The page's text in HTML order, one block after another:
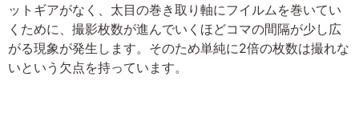
ットギアがなく、太目の巻き取り軸にフイルムを巻いてい
くために、撮影枚数が進んでいくほどコマの間隔が少し広
がる現象が発生します。そのため単純に2倍の枚数は撮れな
いという欠点を持っています。